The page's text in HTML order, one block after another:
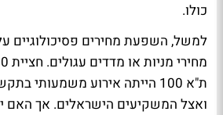
כולו.
למשל, השפעת מחירים פסיכולוגיים
ת"א 100 הייתה אירוע משמעותי
ואצל המשקיעים הישראלים. אך האם